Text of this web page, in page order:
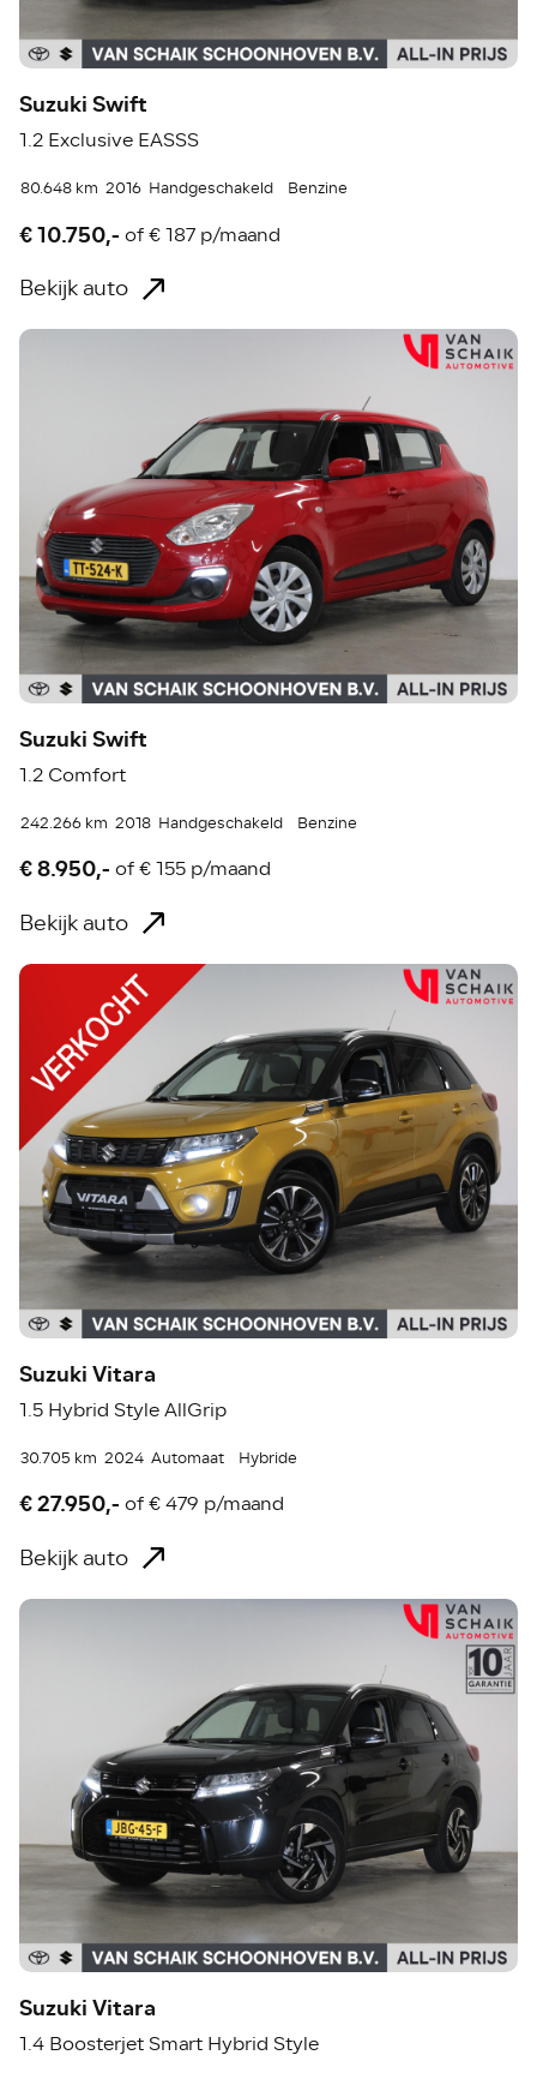
Suzuki Swift
1.2 Exclusive EASSS
80.648 km 2016 Handgeschakeld Benzine
€ 10.750,- of€ 187 p/maand
Bekijk auto
Suzuki Swift
1.2 Comfort
242.266 km 2018 Handgeschakeld Benzine
€ 8.950,- of€ 155 p/maand
Bekijk auto
Suzuki Vitara
1.5 Hybrid Style AllGrip
30.705 km 2024 Automaat Hybride
€ 27.950,- of€ 479 p/maand
Bekijk auto
Suzuki Vitara
1.4 Boosterjet Smart Hybrid Style